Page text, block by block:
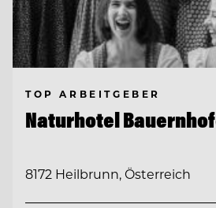
TOP ARBEITGEBER
Naturhotel
8172 Heilbrunn, Österreich